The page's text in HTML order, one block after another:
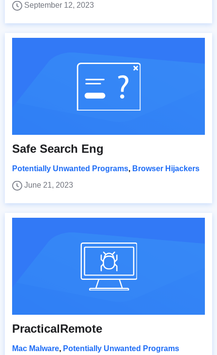
September 12, 2023
Safe Search Eng
Potentially Unwanted Programs, Browser Hijackers
June 21, 2023
PracticalRemote
Mac Malware, Potentially Unwanted Programs